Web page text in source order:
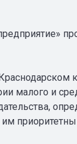
малого и
им